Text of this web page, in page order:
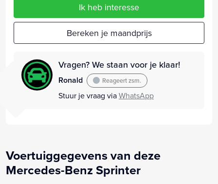
Ik heb interesse
Bereken je maandprijs
Vragen? We staan voor je klaar!
Ronald Reageert zsm.
Stuur je vraag viaWhatsApp
Voertuiggegevens van deze
Mercedes-Benz Sprinter